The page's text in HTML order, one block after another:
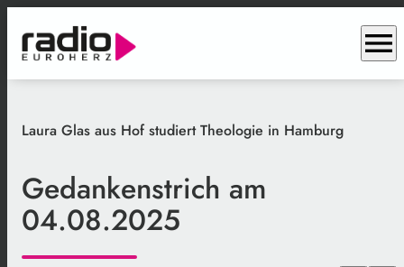
menu
Laura Glas aus Hof studiert Theologie in Hamburg
Gedankenstrich am
04.08.2025